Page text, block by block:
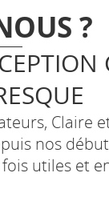
?
Claire
nos
utiles et